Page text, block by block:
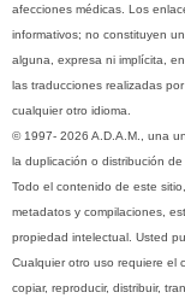
afecciones médicas. Los
informativos; no constituyen
alguna, expresa ni implícita,
las traducciones realizadas
cualquier otro idioma.
© 1997- 2026 A.D.A.M., una
la duplicación o distribución
Todo el contenido de este
metadatos y compilaciones,
propiedad intelectual. Usted
Cualquier otro uso requiere el
copiar, reproducir, distribuir,